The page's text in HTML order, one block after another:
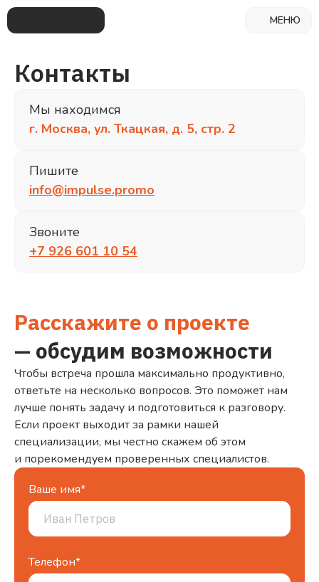
МЕНЮ
Контакты
Мы находимся
г. Москва, ул. Ткацкая, д. 5, стр. 2
Пишите
info@impulse.promo
Звоните
+7 926 601 10 54
Расскажите о проекте
— обсудим возможности
Чтобы встреча прошла максимально продуктивно,
ответьте на несколько вопросов. Это поможет нам
лучше понять задачу и подготовиться к разговору.
Если проект выходит за рамки нашей
специализации, мы честно скажем об этом
и порекомендуем проверенных специалистов.
Ваше имя*
Телефон*